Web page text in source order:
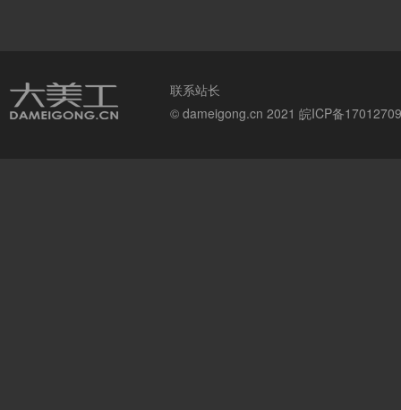
联系站长
© dameigong.cn 2021 皖ICP备